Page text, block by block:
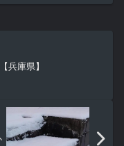
兵庫県】